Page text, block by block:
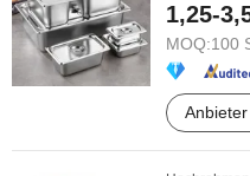
1,25-
MOQ:100